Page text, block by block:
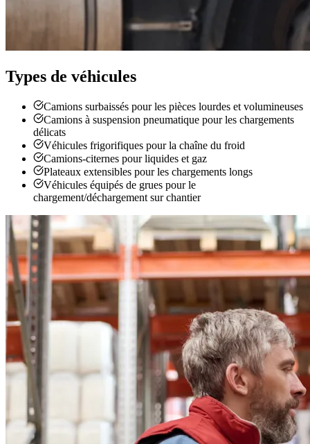
Types de véhicules
Camions surbaissés pour les pièces lourdes et volumineuses
Camions à suspension pneumatique pour les chargements
délicats
Véhicules frigorifiques pour la chaîne du froid
Camions-citernes pour liquides et gaz
Plateaux extensibles pour les chargements longs
Véhicules équipés de grues pour le
chargement/déchargement sur chantier